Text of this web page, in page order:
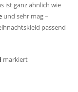
ist ganz ähnlich wie
und sehr mag –
passend
markiert